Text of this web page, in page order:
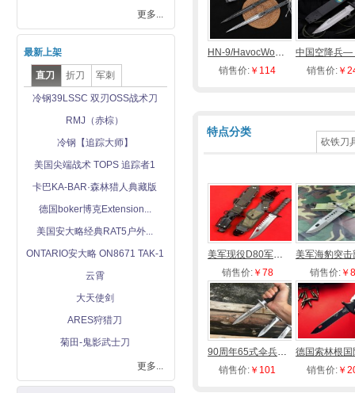
大马士革直刀
大马士革折刀
著名战术折刀
其他品牌折刀
巴克.【BUCK】
蜘蛛【Spyderco】
勃朗宁【Browning】
哥伦比亚河【CRKT】
随身自卫防护
户外斧头战斧
战术飞镖飞刀
更多...
最新上架
直刀 折刀 军刺
冷钢39LSSC 双刃OSS战术刀
RMJ（赤棕）
冷钢【追踪大师】
美国尖端战术 TOPS 追踪者1
卡巴KA-BAR·森林猎人典藏版
德国boker博克Extension...
美国安大略经典RAT5户外...
ONTARIO安大略 ON8671 TAK-1
云霄
大天使剑
ARES狩猎刀
菊田-鬼影武士刀
更多...
HN-9/HavocWorks 手刺
销售价: ￥114 销售价: ￥
特点分类
砍铁刀
美军现役D80军刀（一体版）
销售价:￥78 销售价:￥
90周年65式伞兵刀（刀身...
销售价: ￥101 销售价: ￥